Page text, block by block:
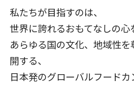
私たちが目指すのは、
世界に誇れるおもてなしの心
あらゆる国の文化、地域性
開する、
日本発のグローバルフードカ